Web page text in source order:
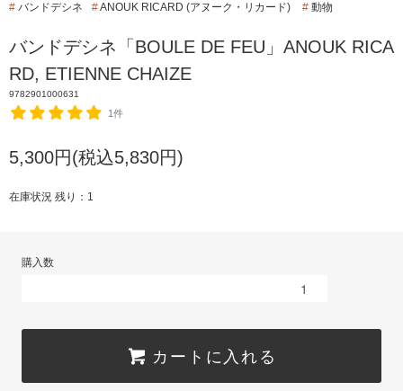
# バンドデシネ #ANOUK RICARD (アヌーク・リカード) # 動物
バンドデシネ「BOULE DE FEU」ANOUK RICA
RD, ETIENNE CHAIZE
9782901000631
1件
5,300円(税込5,830円)
在庫状況 残り：1
購入数
カートに入れる